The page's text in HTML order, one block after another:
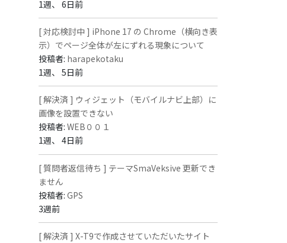
1週、 6日前
[ 対応検討中 ] iPhone 17 の Chrome（横向き表
示）でページ全体が左にずれる現象について
投稿者: harapekotaku
1週、 5日前
[ 解決済 ] ウィジェット（モバイルナビ上部）に
画像を設置できない
投稿者:WEB００１
1週、 4日前
[ 質問者返信待ち ] テーマSmaVeksive 更新でき
ません
投稿者:GPS
3週前
[ 解決済 ] X-T9で作成させていただいたサイト